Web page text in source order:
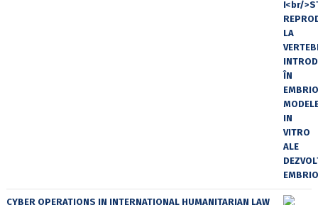
CYBER OPERATIONS IN INTERNATIONAL HUMANITARIAN LAW